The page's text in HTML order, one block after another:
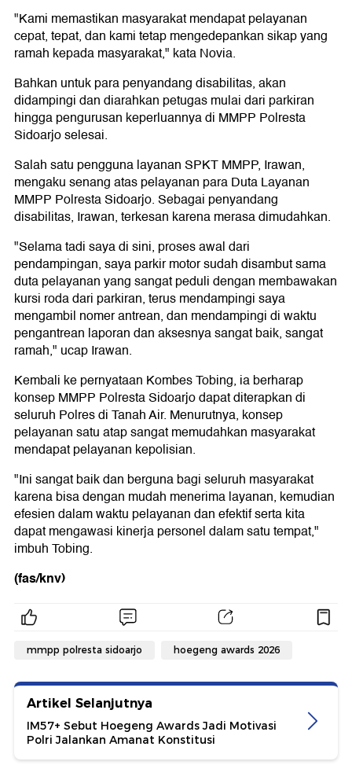
"Kami memastikan masyarakat mendapat pelayanan
cepat, tepat, dan kami tetap mengedepankan sikap yang
ramah kepada masyarakat," kata Novia.
Bahkan untuk para penyandang disabilitas, akan
didampingi dan diarahkan petugas mulai dari parkiran
hingga pengurusan keperluannya di MMPP Polresta
Sidoarjo selesai.
Salah satu pengguna layanan SPKT MMPP, Irawan,
mengaku senang atas pelayanan para Duta Layanan
MMPP Polresta Sidoarjo. Sebagai penyandang
disabilitas, Irawan, terkesan karena merasa dimudahkan.
"Selama tadi saya di sini, proses awal dari
pendampingan, saya parkir motor sudah disambut sama
duta pelayanan yang sangat peduli dengan membawakan
kursi roda dari parkiran, terus mendampingi saya
mengambil nomer antrean, dan mendampingi di waktu
pengantrean laporan dan aksesnya sangat baik, sangat
ramah," ucap Irawan.
Kembali ke pernyataan Kombes Tobing, ia berharap
konsep MMPP Polresta Sidoarjo dapat diterapkan di
seluruh Polres di Tanah Air. Menurutnya, konsep
pelayanan satu atap sangat memudahkan masyarakat
mendapat pelayanan kepolisian.
"Ini sangat baik dan berguna bagi seluruh masyarakat
karena bisa dengan mudah menerima layanan, kemudian
efesien dalam waktu pelayanan dan efektif serta kita
dapat mengawasi kinerja personel dalam satu tempat,"
imbuh Tobing.
(fas/knv)
mmpp polresta sidoarjo hoegeng awards 2026
Artikel Selanjutnya
IM57+ Sebut Hoegeng Awards Jadi Motivasi
Polri Jalankan Amanat Konstitusi